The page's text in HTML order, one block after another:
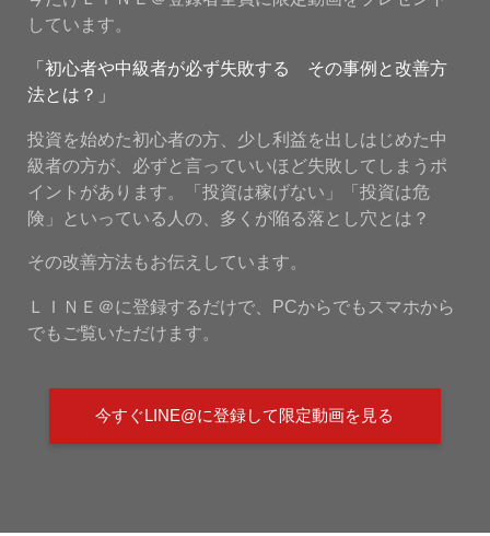
しています。
「初心者や中級者が必ず失敗する その事例と改善方
法とは？」
投資を始めた初心者の方、少し利益を出しはじめた中
級者の方が、必ずと言っていいほど失敗してしまうポ
イントがあります。「投資は稼げない」「投資は危
険」といっている人の、多くが陥る落とし穴とは？
その改善方法もお伝えしています。
ＬＩＮＥ＠に登録するだけで、PCからでもスマホから
でもご覧いただけます。
今すぐLINE@に登録して限定動画を見る